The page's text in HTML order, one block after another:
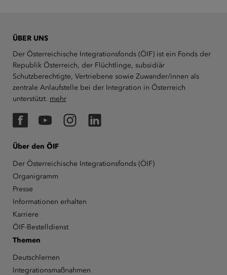
ÜBER UNS
Der Österreichische Integrationsfonds (ÖIF) ist ein Fonds der
Republik Österreich, der Flüchtlinge, subsidiär
Schutzberechtigte, Vertriebene sowie Zuwander/innen als
zentrale Anlaufstelle bei der Integration in Österreich
unterstützt. mehr
FacebookYouTubeInstagramLinkedIn
Über den ÖIF
Der Österreichische Integrationsfonds (ÖIF)
Organigramm
Presse
Informationen erhalten
Karriere
ÖIF-Bestelldienst
Themen
Deutschlernen
Integrationsmaßnahmen